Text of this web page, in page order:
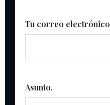
Tu correo electrónico
Asunto.